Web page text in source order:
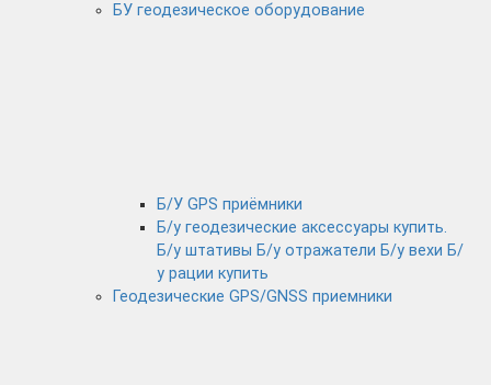
БУ геодезическое оборудование
Б/У GPS приёмники
Б/у геодезические аксессуары купить.
Б/у штативы Б/у отражатели Б/у вехи Б/
у рации купить
Геодезические GPS/GNSS приемники